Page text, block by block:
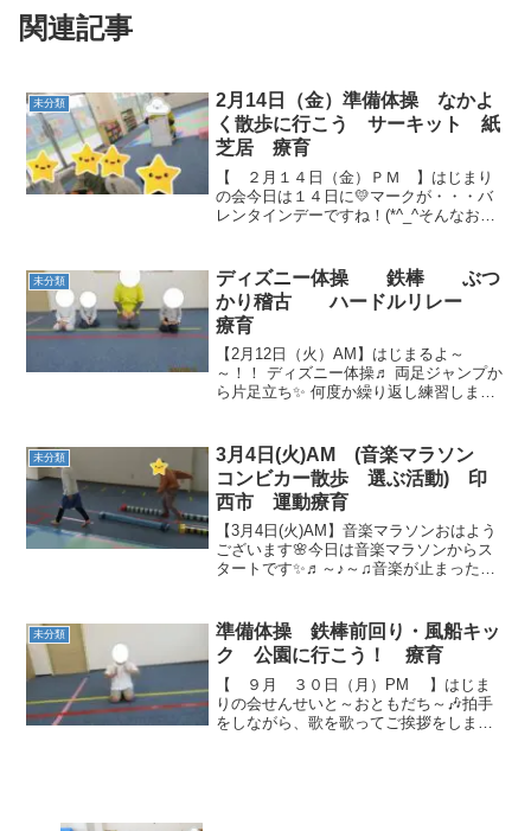
関連記事
未分類
2月14日（金）準備体操 なかよ
く散歩に行こう サーキット 紙
芝居 療育
【 ２月１４日（金）ＰＭ 】はじまり
の会今日は１４日に💛マークが・・・バ
レンタインデーですね！(*^_^そんなお話
ました！(*^^)vなかよく散歩に行こう！💛
💛💛...
未分類
ディズニー体操 鉄棒 ぶつ
かり稽古 ハードルリレー
療育
【2月12日（火）AM】はじまるよ～
～！！ ディズニー体操♬ 両足ジャンプか
ら片足立ち✨ 何度か繰り返し練習しまし
した！！ 何をつくろうか？？( *´艸｀)...
未分類
3月4日(火)AM (音楽マラソン
コンビカー散歩 選ぶ活動) 印
西市 運動療育
【3月4日(火)AM】音楽マラソンおはよう
ございます🌸今日は音楽マラソンからス
タートです✨♬～♪～♫音楽が止まったら
て色々な道を散策してきてください！🚗
💨ニコニコ笑顔...
未分類
準備体操 鉄棒前回り・風船キッ
ク 公園に行こう！ 療育
【 ９月 ３０日（月）PM 】はじま
りの会せんせいと～おともだち～🎶拍手
をしながら、歌を歌ってご挨拶をしま